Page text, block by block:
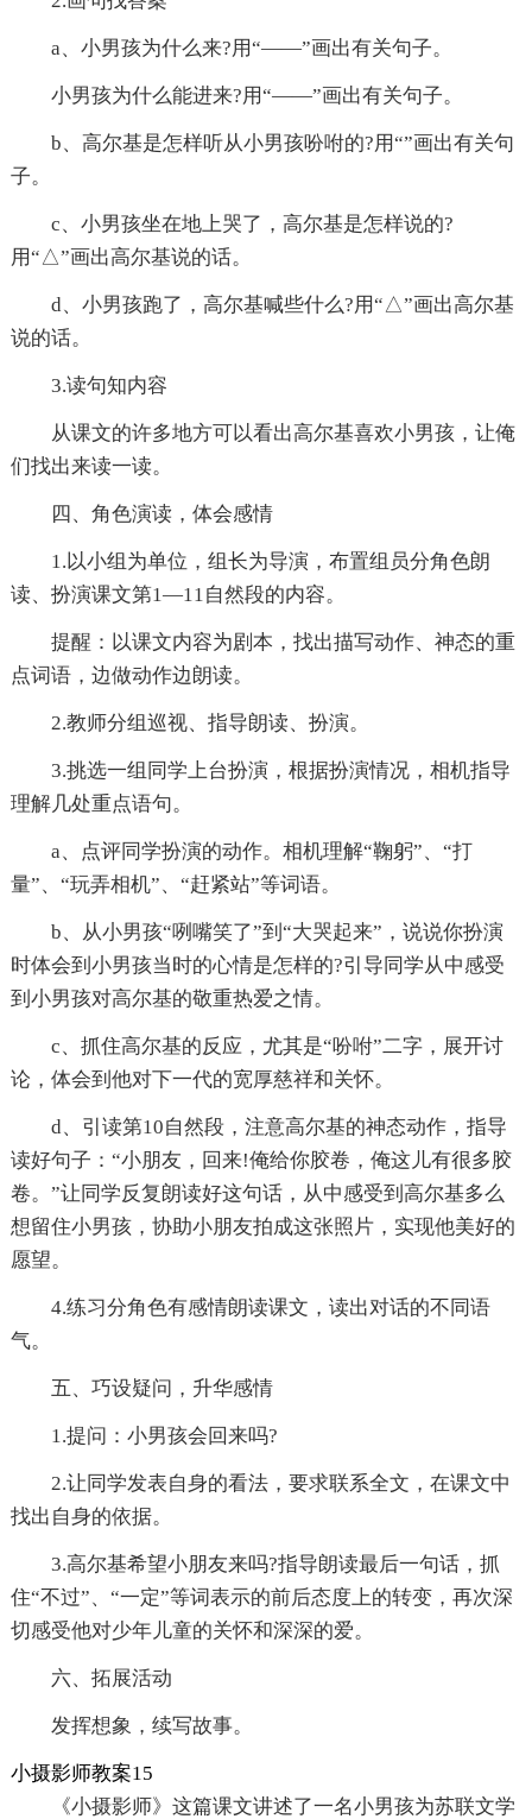
a、小男孩为什么来?用“——”画出有关句子。
小男孩为什么能进来?用“——”画出有关句子。
b、高尔基是怎样听从小男孩吩咐的?用“”画出有关句
子。
c、小男孩坐在地上哭了，高尔基是怎样说的?
用“△”画出高尔基说的话。
d、小男孩跑了，高尔基喊些什么?用“△”画出高尔基
说的话。
3.读句知内容
从课文的许多地方可以看出高尔基喜欢小男孩，让俺
们找出来读一读。
四、角色演读，体会感情
1.以小组为单位，组长为导演，布置组员分角色朗
读、扮演课文第1—11自然段的内容。
提醒：以课文内容为剧本，找出描写动作、神态的重
点词语，边做动作边朗读。
2.教师分组巡视、指导朗读、扮演。
3.挑选一组同学上台扮演，根据扮演情况，相机指导
理解几处重点语句。
a、点评同学扮演的动作。相机理解“鞠躬”、“打
量”、“玩弄相机”、“赶紧站”等词语。
b、从小男孩“咧嘴笑了”到“大哭起来”，说说你扮演
时体会到小男孩当时的心情是怎样的?引导同学从中感受
到小男孩对高尔基的敬重热爱之情。
c、抓住高尔基的反应，尤其是“吩咐”二字，展开讨
论，体会到他对下一代的宽厚慈祥和关怀。
d、引读第10自然段，注意高尔基的神态动作，指导
读好句子：“小朋友，回来!俺给你胶卷，俺这儿有很多胶
卷。”让同学反复朗读好这句话，从中感受到高尔基多么
想留住小男孩，协助小朋友拍成这张照片，实现他美好的
愿望。
4.练习分角色有感情朗读课文，读出对话的不同语
气。
五、巧设疑问，升华感情
1.提问：小男孩会回来吗?
2.让同学发表自身的看法，要求联系全文，在课文中
找出自身的依据。
3.高尔基希望小朋友来吗?指导朗读最后一句话，抓
住“不过”、“一定”等词表示的前后态度上的转变，再次深
切感受他对少年儿童的关怀和深深的爱。
六、拓展活动
发挥想象，续写故事。
小摄影师教案15
《小摄影师》这篇课文讲述了一名小男孩为苏联文学